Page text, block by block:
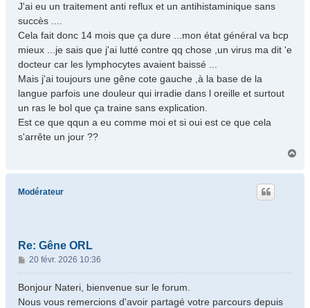
J'ai eu un traitement anti reflux et un antihistaminique sans
succès ....
Cela fait donc 14 mois que ça dure ...mon état général va bcp
mieux ...je sais que j'ai lutté contre qq chose ,un virus ma dit 'e
docteur car les lymphocytes avaient baissé ...
Mais j'ai toujours une gêne cote gauche ,à la base de la
langue parfois une douleur qui irradie dans l oreille et surtout
un ras le bol que ça traine sans explication.
Est ce que qqun a eu comme moi et si oui est ce que cela
s'arrête un jour ??
u
Modérateur
Re: Gêne ORL
M
e
s
20 févr. 2026 10:36
Bonjour Nateri, bienvenue sur le forum.
Nous vous remercions d'avoir partagé votre parcours depuis